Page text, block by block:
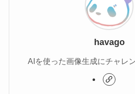
havago
AIを使った画像生成にチャレ